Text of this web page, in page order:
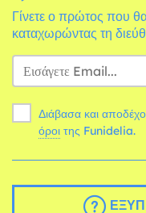
Γίνετε ο πρώτος που
καταχωρώντας τη
Διάβασα και
όροι της Funidelia.